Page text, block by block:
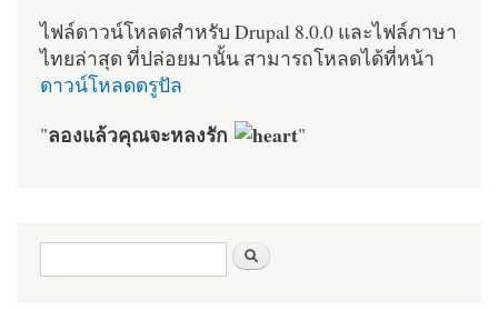
ไฟล์ดาวน์โหลดสำหรับ Drupal 8.0.0 และไฟล์ภาษา
ไทยล่าสุด ที่ปล่อยมานั้น สามารถโหลดได้ที่หน้า
ดาวน์โหลดดรูปัล
"ลองแล้วคุณจะหลงรัก "
ฟอร์มค้นหา